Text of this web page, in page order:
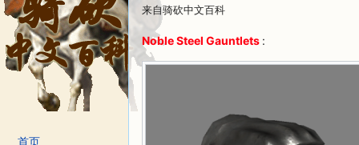
来自骑砍中文百科
跳转至：
Noble Steel Gauntlets :
首页